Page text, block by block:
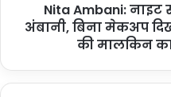
मेकअप
Nita Ambani: नाइट
अंबानी, बिना मेकअप
की मालकिन